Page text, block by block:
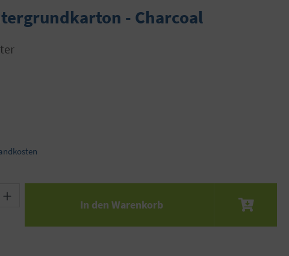
- Charcoal
den gewünschten Wert ein oder benutze
In den Warenkorb